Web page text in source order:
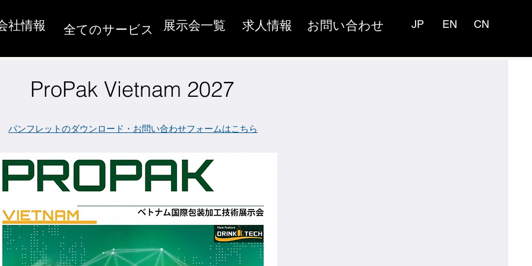
展示会一覧 お問い合わせ JP
全てのサービス
社情報 求人情報 EN CN
ProPak Vietnam 2027
パンフレットのダウンロード・お問い合わせフォームはこちら